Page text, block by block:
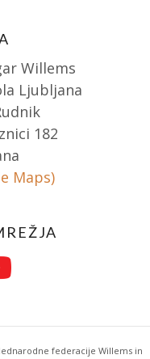
Willems
Ljubljana
182
Maps)
federacije Willems in